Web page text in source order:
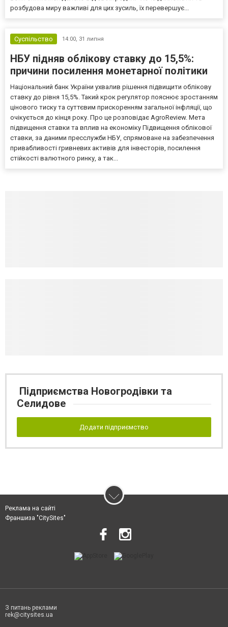
розбудова миру важливі для цих зусиль, їх перевершує...
Суспільство 14:00, 31 липня
НБУ підняв облікову ставку до 15,5%:
причини посилення монетарної політики
Національний банк України ухвалив рішення підвищити облікову
ставку до рівня 15,5%. Такий крок регулятор пояснює зростанням
цінового тиску та суттєвим прискоренням загальної інфляції, що
очікується до кінця року. Про це розповідає AgroReview. Мета
підвищення ставки та вплив на економіку Підвищення облікової
ставки, за даними пресслужби НБУ, спрямоване на забезпечення
привабливості гривневих активів для інвесторів, посилення
стійкості валютного ринку, а так...
Підприємства Новогродівки та
Селидове
Додати підприємство
Реклама на сайті
Франшиза "CitySites"
З питань реклами
rek@citysites.ua